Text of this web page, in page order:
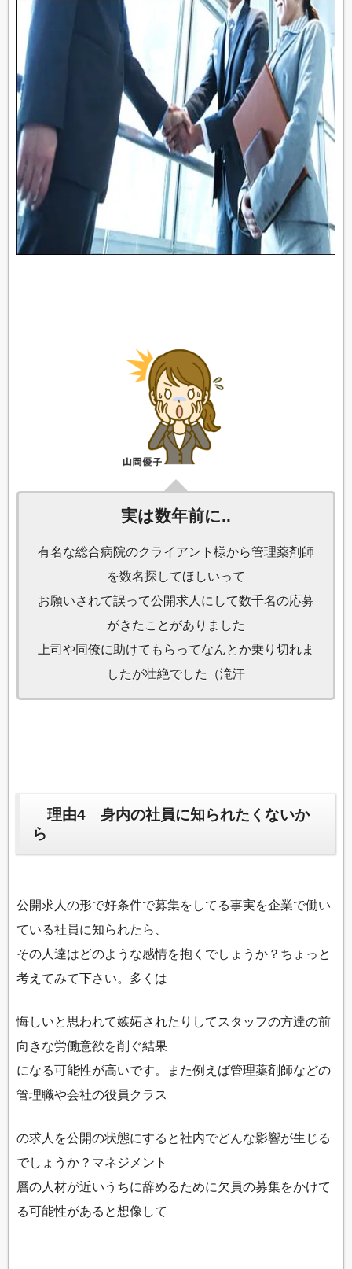
実は数年前に..
有名な総合病院のクライアント様から管理薬剤師
を数名探してほしいって
お願いされて誤って公開求人にして数千名の応募
がきたことがありました
上司や同僚に助けてもらってなんとか乗り切れま
したが壮絶でした（滝汗
理由4 身内の社員に知られたくないか
ら
公開求人の形で好条件で募集をしてる事実を企業で働い
ている社員に知られたら、
その人達はどのような感情を抱くでしょうか？ちょっと
考えてみて下さい。多くは
悔しいと思われて嫉妬されたりしてスタッフの方達の前
向きな労働意欲を削ぐ結果
になる可能性が高いです。また例えば管理薬剤師などの
管理職や会社の役員クラス
の求人を公開の状態にすると社内でどんな影響が生じる
でしょうか？マネジメント
層の人材が近いうちに辞めるために欠員の募集をかけて
る可能性があると想像して